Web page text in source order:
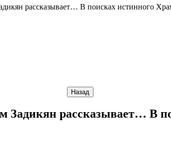
рассказывает… В поисках истинного
Назад
Задикян рассказывает… В